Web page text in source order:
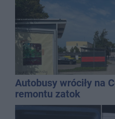
Autobusy wróciły na
remontu zatok